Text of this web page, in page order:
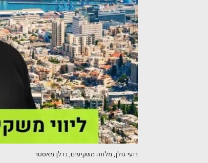
רועי גולן, מלווה משקיעים, נדלן מאסטר